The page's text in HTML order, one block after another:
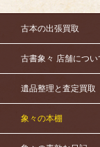
古本の出張買取
古書象々 店舗につい
遺品整理と査定買取
象々の本棚